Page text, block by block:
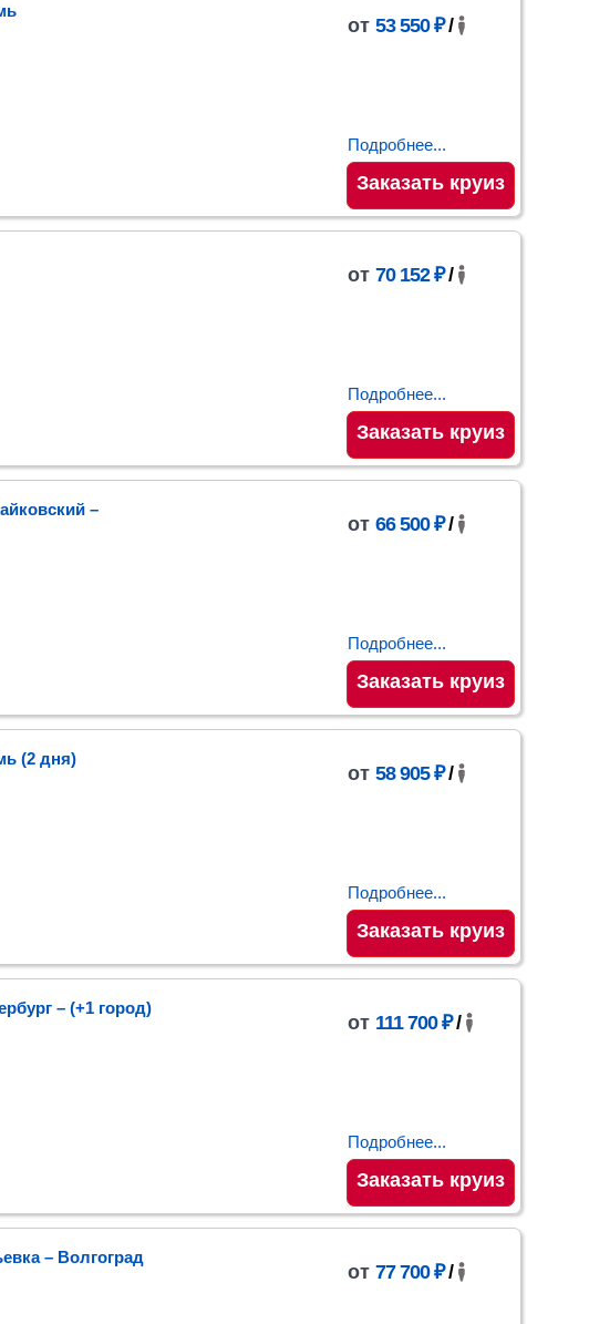
от 53 550 ₽/
Подробнее...
Заказать круиз
от 70 152 ₽/
Подробнее...
Заказать круиз
–
от 66 500 ₽/
Подробнее...
Заказать круиз
(2 дня)
от 58 905 ₽/
Подробнее...
Заказать круиз
– (+1 город)
от 111 700 ₽/
Подробнее...
Заказать круиз
– Волгоград
от 77 700 ₽/